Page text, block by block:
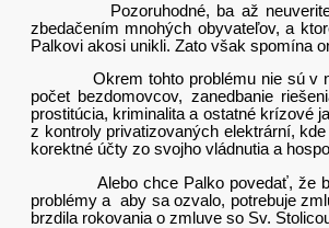
Pozoruhodné, ba až neuveriteľné!
zbedačením mnohých obyvateľov, a
Palkovi akosi unikli. Zato však spomína
Okrem tohto problému nie sú v našej
počet bezdomovcov, zanedbanie
prostitúcia, kriminalita a ostatné krízové
z kontroly privatizovaných elektrární,
korektné účty zo svojho vládnutia a
Alebo chce Palko povedať, že bez
problémy a aby sa ozvalo, potrebuje
brzdila rokovania o zmluve so Sv.